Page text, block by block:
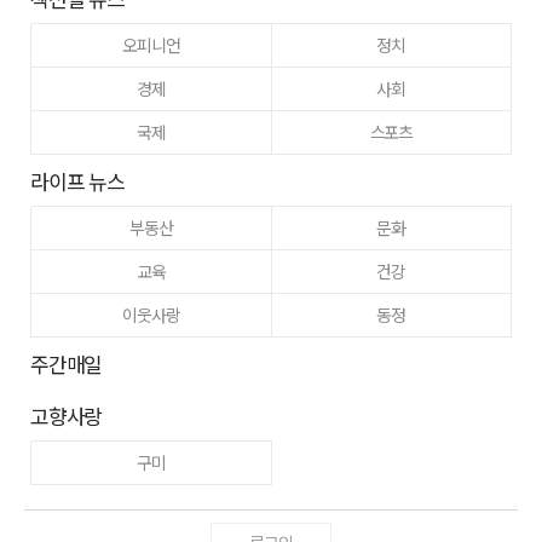
오피니언
정치
경제
사회
국제
스포츠
라이프 뉴스
부동산
문화
교육
건강
이웃사랑
동정
주간매일
고향사랑
구미